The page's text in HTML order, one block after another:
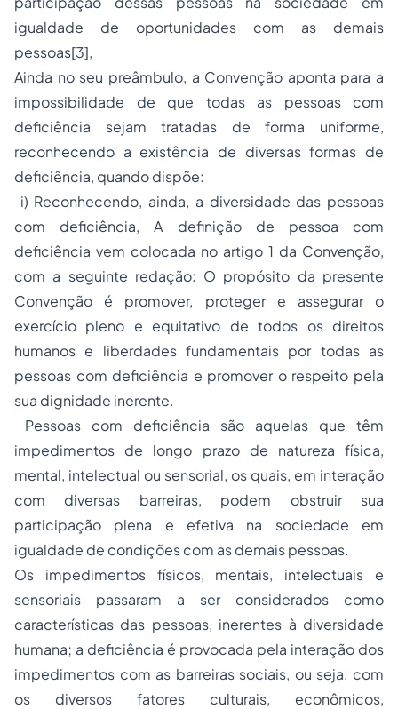
igualdade de oportunidades com as demais
pessoas[3],
Ainda no seu preâmbulo, a Convenção aponta para a
impossibilidade de que todas as pessoas com
deficiência sejam tratadas de forma uniforme,
reconhecendo a existência de diversas formas de
deficiência, quando dispõe:
i) Reconhecendo, ainda, a diversidade das pessoas
com deficiência, A definição de pessoa com
deficiência vem colocada no artigo 1 da Convenção,
com a seguinte redação: O propósito da presente
Convenção é promover, proteger e assegurar o
exercício pleno e equitativo de todos os direitos
humanos e liberdades fundamentais por todas as
pessoas com deficiência e promover o respeito pela
sua dignidade inerente.
Pessoas com deficiência são aquelas que têm
impedimentos de longo prazo de natureza física,
mental, intelectual ou sensorial, os quais, em interação
com diversas barreiras, podem obstruir sua
participação plena e efetiva na sociedade em
igualdade de condições com as demais pessoas.
Os impedimentos físicos, mentais, intelectuais e
sensoriais passaram a ser considerados como
características das pessoas, inerentes à diversidade
humana; a deficiência é provocada pela interação dos
impedimentos com as barreiras sociais, ou seja, com
os diversos fatores culturais, econômicos,